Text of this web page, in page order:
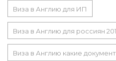
Виза в Англию для ИП
Виза в Англию для россиян
Виза в Англию какие